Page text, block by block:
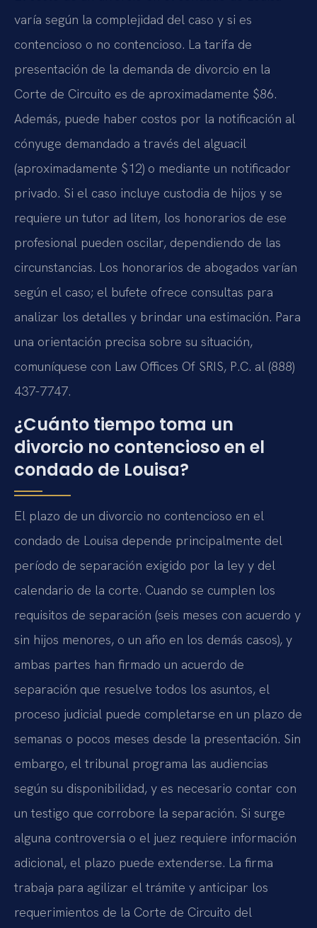
varía según la complejidad del caso y si es
contencioso o no contencioso. La tarifa de
presentación de la demanda de divorcio en la
Corte de Circuito es de aproximadamente $86.
Además, puede haber costos por la notificación al
cónyuge demandado a través del alguacil
(aproximadamente $12) o mediante un notificador
privado. Si el caso incluye custodia de hijos y se
requiere un tutor ad litem, los honorarios de ese
profesional pueden oscilar, dependiendo de las
circunstancias. Los honorarios de abogados varían
según el caso; el bufete ofrece consultas para
analizar los detalles y brindar una estimación. Para
una orientación precisa sobre su situación,
comuníquese con Law Offices Of SRIS, P.C. al (888)
437-7747.
¿Cuánto tiempo toma un
divorcio no contencioso en el
condado de Louisa?
El plazo de un divorcio no contencioso en el
condado de Louisa depende principalmente del
período de separación exigido por la ley y del
calendario de la corte. Cuando se cumplen los
requisitos de separación (seis meses con acuerdo y
sin hijos menores, o un año en los demás casos), y
ambas partes han firmado un acuerdo de
separación que resuelve todos los asuntos, el
proceso judicial puede completarse en un plazo de
semanas o pocos meses desde la presentación. Sin
embargo, el tribunal programa las audiencias
según su disponibilidad, y es necesario contar con
un testigo que corrobore la separación. Si surge
alguna controversia o el juez requiere información
adicional, el plazo puede extenderse. La firma
trabaja para agilizar el trámite y anticipar los
requerimientos de la Corte de Circuito del